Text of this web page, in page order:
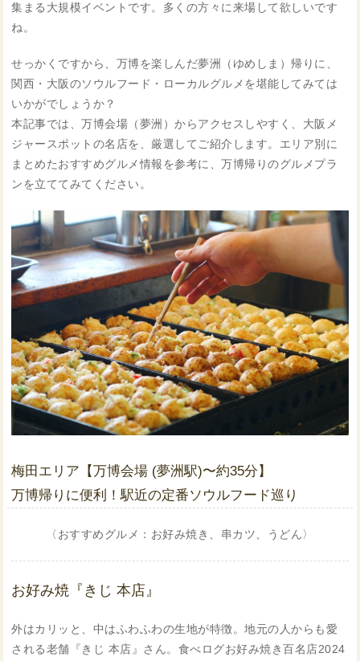
集まる大規模イベントです。多くの方々に来場して欲しいです
ね。
せっかくですから、万博を楽しんだ夢洲（ゆめしま）帰りに、
関西・大阪のソウルフード・ローカルグルメを堪能してみては
いかがでしょうか？
本記事では、万博会場（夢洲）からアクセスしやすく、大阪メ
ジャースポットの名店を、厳選してご紹介します。エリア別に
まとめたおすすめグルメ情報を参考に、万博帰りのグルメプラ
ンを立ててみてください。
梅田エリア【万博会場 (夢洲駅)〜約35分】
万博帰りに便利！駅近の定番ソウルフード巡り
〈おすすめグルメ：お好み焼き、串カツ、うどん〉
お好み焼『きじ 本店』
外はカリッと、中はふわふわの生地が特徴。地元の人からも愛
される老舗『きじ 本店』さん。食べログお好み焼き百名店2024